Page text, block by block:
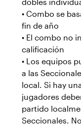
dobles
• Combo se
fin de año
• El combo no
calificación
• Los equipos
a las
local. Si hay
jugadores
partido
Seccionales.